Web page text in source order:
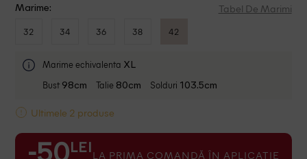
Marime: Tabel De Marimi
32 34 36 38 42
Marime echivalenta XL
Bust 98cm Talie 80cm Solduri 103.5cm
Ultimele 2 produse
LEI LA PRIMA COMANDĂ ÎN APLICAȚIE